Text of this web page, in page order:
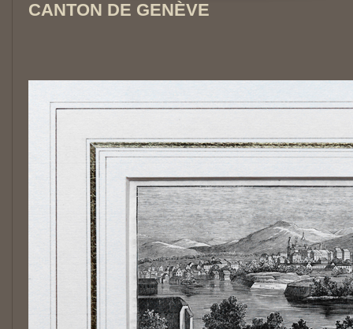
CANTON DE GENÈVE